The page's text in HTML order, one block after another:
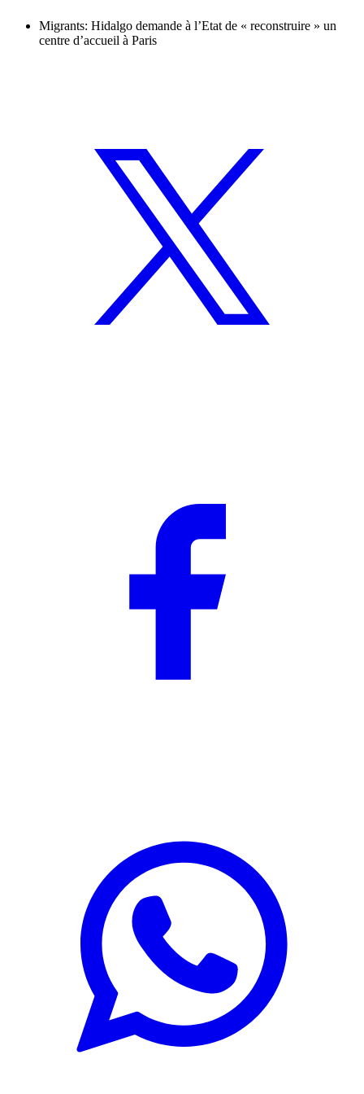
Migrants: Hidalgo demande à l’Etat de « reconstruire » un
centre d’accueil à Paris